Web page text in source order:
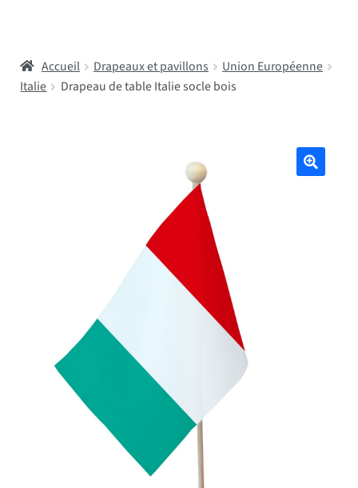
Écoles
Accueil Drapeaux et pavillons
Union Européenne
Italie
Drapeau de table Italie socle bois